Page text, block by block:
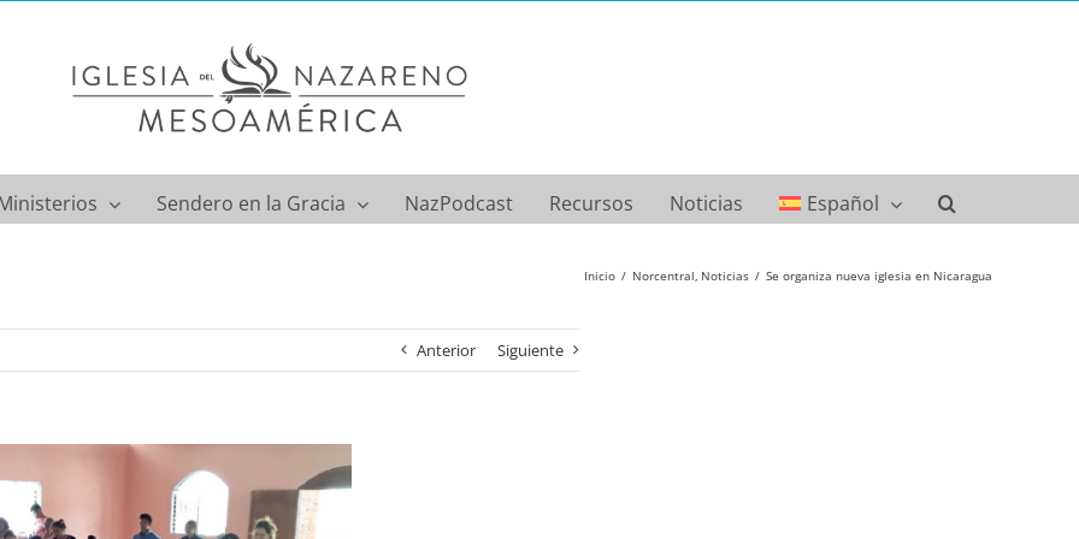
Sendero en la Gracia NazPodcast Recursos Noticias Español
Inicio Norcentral Noticias Se organiza nueva iglesia en Nicaragua
Anterior Siguiente